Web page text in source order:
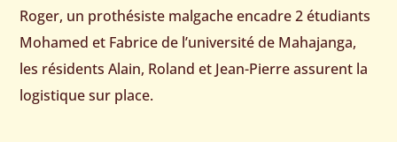
Roger, un prothésiste malgache encadre 2 étudiants
Mohamed et Fabrice de l’université de Mahajanga,
les résidents Alain, Roland et Jean-Pierre assurent la
logistique sur place.